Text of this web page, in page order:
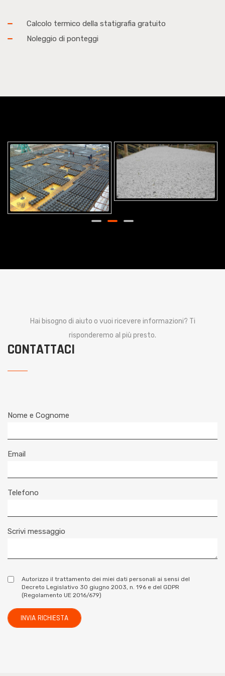
Calcolo termico della statigrafia gratuito
Noleggio di ponteggi
CONTATTACI
Hai bisogno di aiuto o vuoi ricevere informazioni? Ti
risponderemo al più presto.
Nome e Cognome
Email
Telefono
Scrivi messaggio
Autorizzo il trattamento dei miei dati personali ai sensi del
Decreto Legislativo 30 giugno 2003, n. 196 e del GDPR
(Regolamento UE 2016/679)
INVIA RICHIESTA